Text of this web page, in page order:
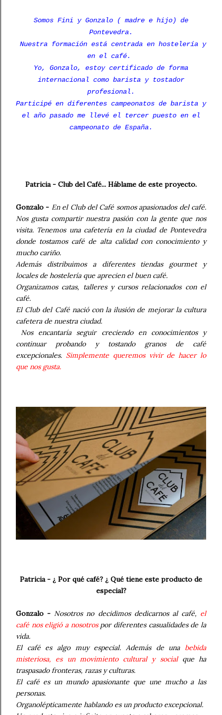
Somos Fini y Gonzalo ( madre e hijo) de
Pontevedra.
Nuestra formación está centrada en hostelería y
en el café.
Yo, Gonzalo, estoy certificado de forma
internacional como barista y tostador
profesional.
Participé en diferentes campeonatos de barista y
el año pasado me llevé el tercer puesto en el
campeonato de España.
Patricia - Club del Café... Háblame de este proyecto.
Gonzalo - En el Club del Café somos apasionados del café.
Nos gusta compartir nuestra pasión con la gente que nos
visita. Tenemos una cafetería en la ciudad de Pontevedra
donde tostamos café de alta calidad con conocimiento y
mucho cariño.
Además distribuimos a diferentes tiendas gourmet y
locales de hostelería que aprecien el buen café.
Organizamos catas, talleres y cursos relacionados con el
café.
El Club del Café nació con la ilusión de mejorar la cultura
cafetera de nuestra ciudad.
Nos encantaría seguir creciendo en conocimientos y
continuar probando y tostando granos de café
excepcionales. Simplemente queremos vivir de hacer lo
que nos gusta.
Patricia - ¿ Por qué café? ¿ Qué tiene este producto de
especial?
Gonzalo - Nosotros no decidimos dedicarnos al café, el
café nos eligió a nosotrospor diferentes casualidades de la
vida.
El café es algo muy especial. Además de una bebida
misteriosa, es un movimiento cultural y social que ha
traspasado fronteras, razas y culturas.
El café es un mundo apasionante que une mucho a las
personas.
Organolépticamente hablando es un producto excepcional.